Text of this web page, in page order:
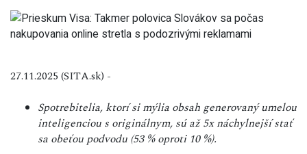
27.11.2025 (SITA.sk) -
Spotrebitelia, ktorí si mýlia obsah generovaný umelou
inteligenciou s originálnym, sú až 5x náchylnejší stať
sa obeťou podvodu (53 % oproti 10 %).